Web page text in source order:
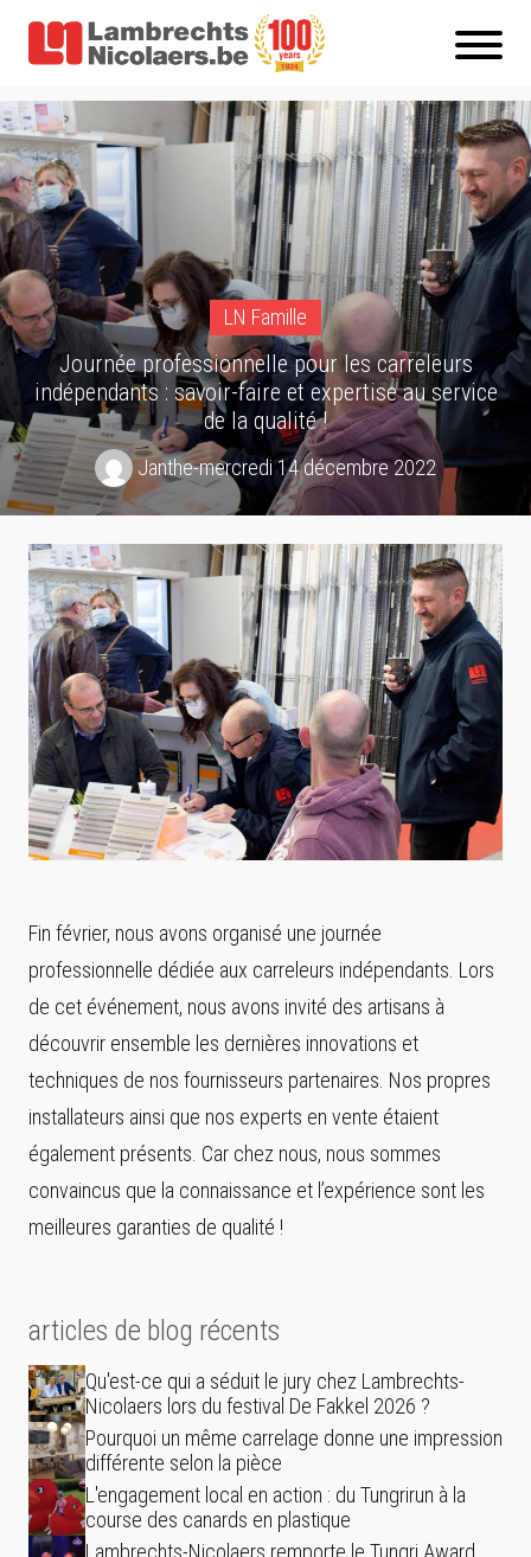
LN Famille
Journée professionnelle pour les carreleurs
indépendants : savoir-faire et expertise au service
de la qualité !
Janthe-mercredi 14 décembre 2022
Fin février, nous avons organisé une journée
professionnelle dédiée aux carreleurs indépendants. Lors
de cet événement, nous avons invité des artisans à
découvrir ensemble les dernières innovations et
techniques de nos fournisseurs partenaires. Nos propres
installateurs ainsi que nos experts en vente étaient
également présents. Car chez nous, nous sommes
convaincus que la connaissance et l’expérience sont les
meilleures garanties de qualité !
articles de blog récents
Qu'est-ce qui a séduit le jury chez Lambrechts-
Nicolaers lors du festival De Fakkel 2026 ?
Pourquoi un même carrelage donne une impression
différente selon la pièce
L'engagement local en action : du Tungrirun à la
course des canards en plastique
Lambrechts-Nicolaers remporte le Tungri Award